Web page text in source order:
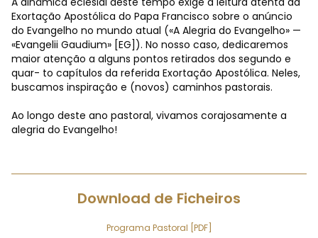
Exortação Apostólica do Papa Francisco sobre o anúncio
do Evangelho no mundo atual («A Alegria do Evangelho» —
«Evangelii Gaudium» [EG]). No nosso caso, dedicaremos
maior atenção a alguns pontos retirados dos segundo e
quar- to capítulos da referida Exortação Apostólica. Neles,
buscamos inspiração e (novos) caminhos pastorais.
Ao longo deste ano pastoral, vivamos corajosamente a
alegria do Evangelho!
Download de Ficheiros
Programa Pastoral [PDF]